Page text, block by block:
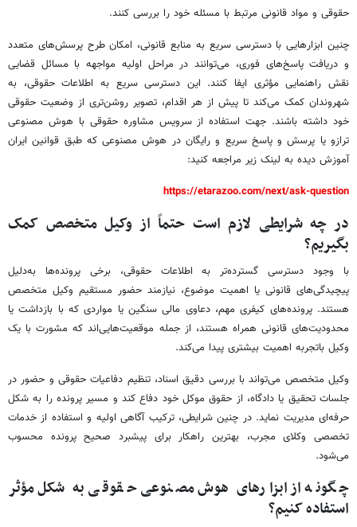
حقوقی و مواد قانونی مرتبط با مسئله خود را بررسی کنند.
چنین ابزارهایی با دسترسی سریع به منابع قانونی، امکان طرح پرسش‌های متعدد
و دریافت پاسخ‌های فوری، می‌توانند در مراحل اولیه مواجهه با مسائل قضایی
نقش راهنمایی مؤثری ایفا کنند. این دسترسی سریع به اطلاعات حقوقی، به
شهروندان کمک می‌کند تا پیش از هر اقدام، تصویر روشن‌تری از وضعیت حقوقی
خود داشته باشند. جهت استفاده از سرویس مشاوره حقوقی با هوش مصنوعی
ترازو یا پرسش و پاسخ سریع و رایگان در هوش مصنوعی که طبق قوانین ایران
آموزش دیده به لینک زیر مراجعه کنید:
https://etarazoo.com/next/ask-question
در چه شرایطی لازم است حتماً از وکیل متخصص کمک
بگیریم؟
با وجود دسترسی گسترده‌تر به اطلاعات حقوقی، برخی پرونده‌ها به‌دلیل
پیچیدگی‌های قانونی یا اهمیت موضوع، نیازمند حضور مستقیم وکیل متخصص
هستند. پرونده‌های کیفری مهم، دعاوی مالی سنگین یا مواردی که با بازداشت یا
محدودیت‌های قانونی همراه هستند، از جمله موقعیت‌هایی‌اند که مشورت با یک
وکیل باتجربه اهمیت بیشتری پیدا می‌کند.
وکیل متخصص می‌تواند با بررسی دقیق اسناد، تنظیم دفاعیات حقوقی و حضور در
جلسات تحقیق یا دادگاه، از حقوق موکل خود دفاع کند و مسیر پرونده را به شکل
حرفه‌ای مدیریت نماید. در چنین شرایطی، ترکیب آگاهی اولیه و استفاده از خدمات
تخصصی وکلای مجرب، بهترین راهکار برای پیشبرد صحیح پرونده محسوب
می‌شود.
چگونه از ابزارهای هوش مصنوعی حقوقی به شکل مؤثر
استفاده کنیم؟